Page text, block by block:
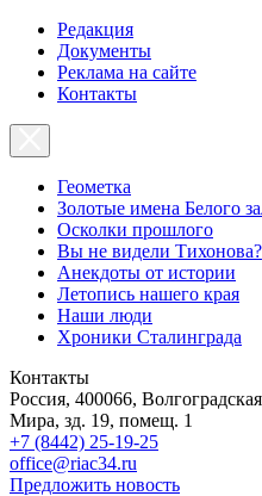
Редакция
Документы
Реклама на сайте
Контакты
Геометка
Золотые имена Белого
Осколки прошлого
Вы не видели Тихонова?
Анекдоты от истории
Летопись нашего края
Наши люди
Хроники Сталинграда
Контакты
Россия, 400066,
Мира, зд. 19, помещ. 1
+7 (8442) 25-19-25
office@riac34.ru
Предложить новость